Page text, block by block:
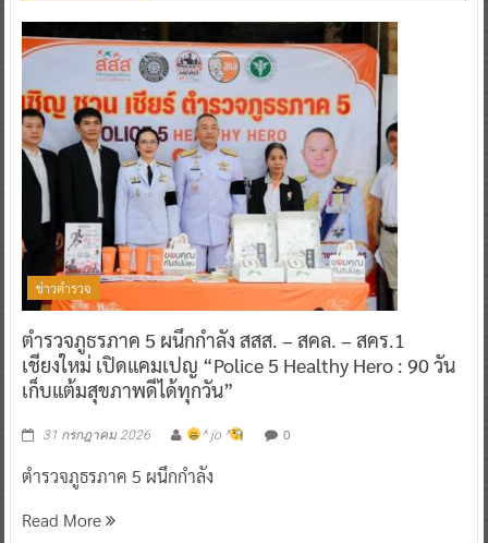
ข่าวตำรวจ
ตำรวจภูธรภาค 5 ผนึกกำลัง สสส. – สคล. – สคร.1
เชียงใหม่ เปิดแคมเปญ “Police 5 Healthy Hero : 90 วัน
เก็บแต้มสุขภาพดีได้ทุกวัน”
31 กรกฎาคม 2026 ^ jo ^ 0
ตำรวจภูธรภาค 5 ผนึกกำลัง
Read More